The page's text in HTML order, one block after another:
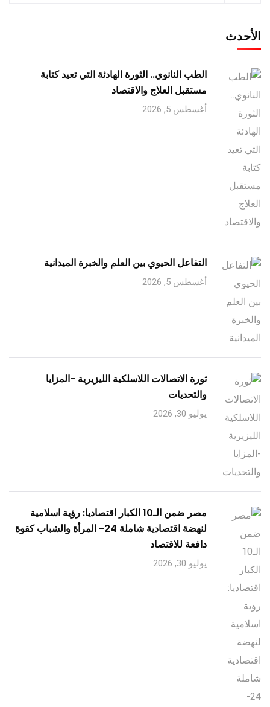
الأحدث
الطب النانوي.. الثورة الهادئة التي تعيد كتابة
مستقبل العلاج والاقتصاد
أغسطس 5, 2026
التفاعل الحيوي بين العلم والخبرة الميدانية
أغسطس 5, 2026
ثورة الاتصالات اللاسلكية الليزيرية -المزايا
والتحديات
يوليو 30, 2026
مصر ضمن الـ10 الكبار اقتصاديا: رؤية اسلامية
لنهضة اقتصادية شاملة 24- المرأة والشباب كقوة
دافعة للاقتصاد
يوليو 30, 2026